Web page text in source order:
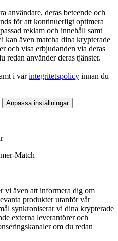
användare, deras beteende och
för att kontinuerligt optimera
reklam och innehåll samt
kan även matcha dina krypterade
och visa erbjudanden via deras
redan använder deras tjänster.
i vårintegritetspolicy innan du
Anpassa inställningar
Match
vi även att informera dig om
produkter utanför vår
synkroniserar vi dina krypterade
externa leverantörer och
om du redan